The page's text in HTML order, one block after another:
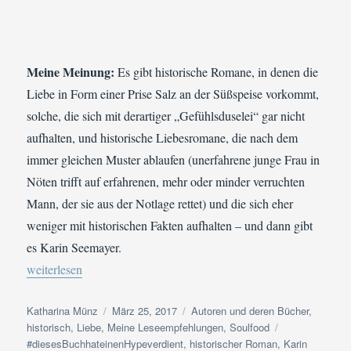
Meine Meinung: Es gibt historische Romane, in denen die
Liebe in Form einer Prise Salz an der Süßspeise vorkommt,
solche, die sich mit derartiger „Gefühlsduselei“ gar nicht
aufhalten, und historische Liebesromane, die nach dem
immer gleichen Muster ablaufen (unerfahrene junge Frau in
Nöten trifft auf erfahrenen, mehr oder minder verruchten
Mann, der sie aus der Notlage rettet) und die sich eher
weniger mit historischen Fakten aufhalten – und dann gibt
es Karin Seemayer.
„Buchvorstellung | Karin Seemayer: Die Sehnsucht der
weiterlesen
Autor
Katharina Münz
Veröffentlicht
am
März 25, 2017 Kategorien
Autoren und deren Bücher,
historisch, Liebe, Meine Leseempfehlungen,Soulfood
#diesesBuchhateinenHypeverdient, historischer Roman, Karin